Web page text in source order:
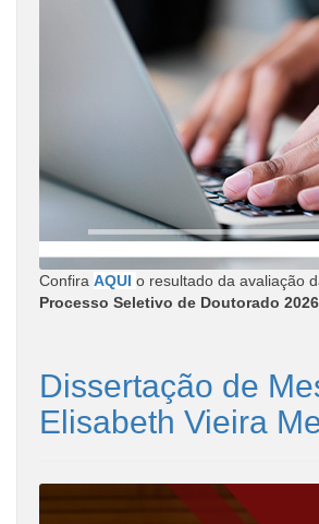
Confira AQUI o resultado da avaliação
Processo Seletivo de Doutorado
Dissertação de
Elisabeth Vieira